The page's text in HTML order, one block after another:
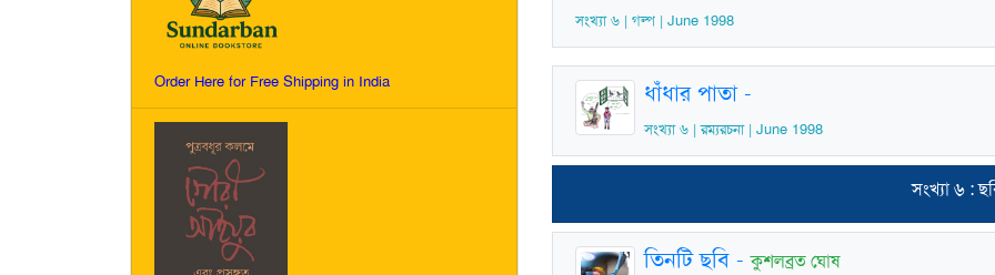
Order Here for Free Shipping in India
সংখ্যা ৬ | গল্প | June 1998
ধাঁধার পাতা-
সংখ্যা ৬ | রম্যরচনা | June 1998
সংখ্যা ৬ :
তিনটি ছবি -কুশলব্রত ঘোষ